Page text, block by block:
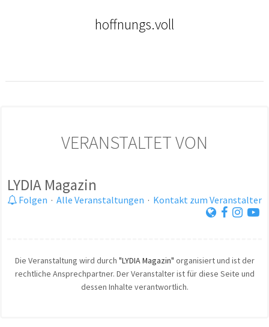
hoffnungs.voll
VERANSTALTET VON
LYDIA Magazin
Folgen · Alle Veranstaltungen · Kontakt zum Veranstalter
Die Veranstaltung wird durch "LYDIA Magazin" organisiert und ist der
rechtliche Ansprechpartner. Der Veranstalter ist für diese Seite und
dessen Inhalte verantwortlich.